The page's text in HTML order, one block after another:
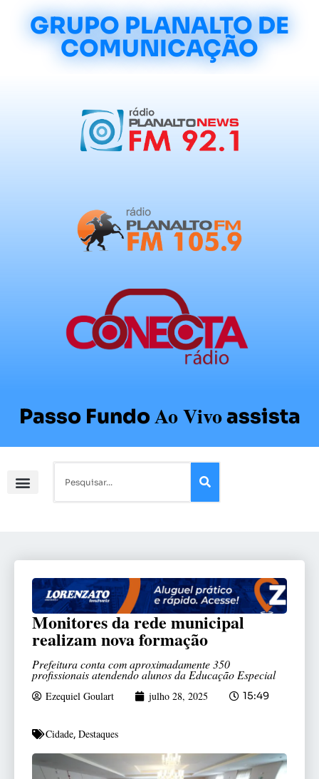
GRUPO PLANALTO DE
COMUNICAÇÃO
Passo FundoAo Vivoassista
Monitores da rede municipal
realizam nova formação
Prefeitura conta com aproximadamente 350
profissionais atendendo alunos da Educação Especial
Ezequiel Goulart julho 28, 2025 15:49
Cidade, Destaques